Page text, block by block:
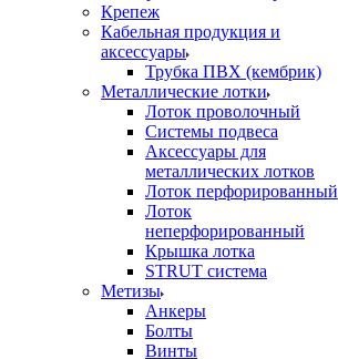
Крепеж
Кабельная продукция и
аксессуары
Трубка ПВХ (кембрик)
Металлические лотки
Лоток проволочный
Системы подвеса
Аксессуары для
металлических лотков
Лоток перфорированный
Лоток
неперфорированный
Крышка лотка
STRUT система
Метизы
Анкеры
Болты
Винты